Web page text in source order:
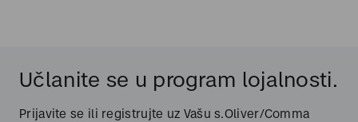
Učlanite se u program lojalnosti.
Prijavite se ili registrujte uz Vašu s.Oliver/Comma